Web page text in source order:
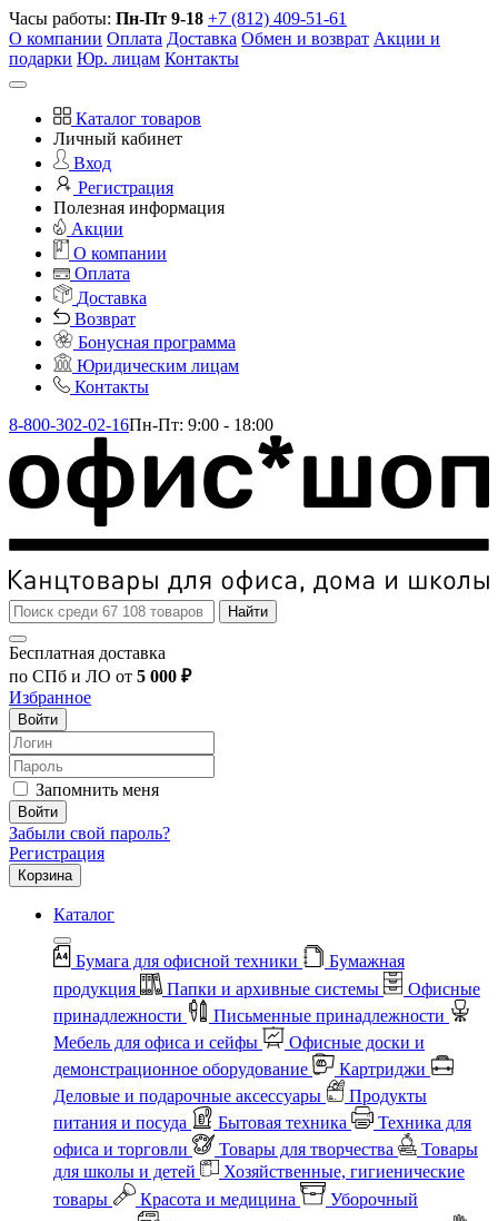
Часы работы: Пн-Пт 9-18 +7 (812) 409-51-61
О компании Оплата Доставка Обмен и возврат Акции и
подарки Юр. лицам Контакты
Каталог товаров
Личный кабинет
Вход
Регистрация
Полезная информация
Акции
О компании
Оплата
Доставка
Возврат
Бонусная программа
Юридическим лицам
Контакты
8-800-302-02-16Пн-Пт: 9:00 - 18:00
Найти
Бесплатная доставка
по СПб и ЛО от 5 000 ₽
Избранное
Войти
Запомнить меня
Войти
Забыли свой пароль?
Регистрация
Корзина
Каталог
Бумага для офисной техники
Бумажная
продукция
Папки и архивные системы
Офисные
принадлежности
Письменные принадлежности
Мебель для офиса и сейфы
Офисные доски и
демонстрационное оборудование
Картриджи
Деловые и подарочные аксессуары
Продукты
питания и посуда
Бытовая техника
Техника для
офиса и торговли
Товары для творчества
Товары
для школы и детей
Хозяйственные, гигиенические
товары
Красота и медицина
Уборочный